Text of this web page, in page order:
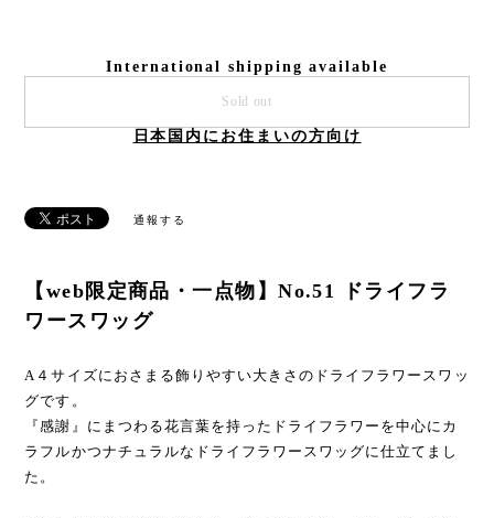
International shipping available
Sold out
日本国内にお住まいの方向け
通報する
【web限定商品・一点物】No.51 ドライフラ
ワースワッグ
A４サイズにおさまる飾りやすい大きさのドライフラワースワッ
グです。
『感謝』にまつわる花言葉を持ったドライフラワーを中心にカ
ラフルかつナチュラルなドライフラワースワッグに仕立てまし
た。